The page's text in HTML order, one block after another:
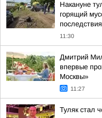
Накануне
горящий
11:30
Дмитрий
впервые
Москвы»
11:27
Туляк стал